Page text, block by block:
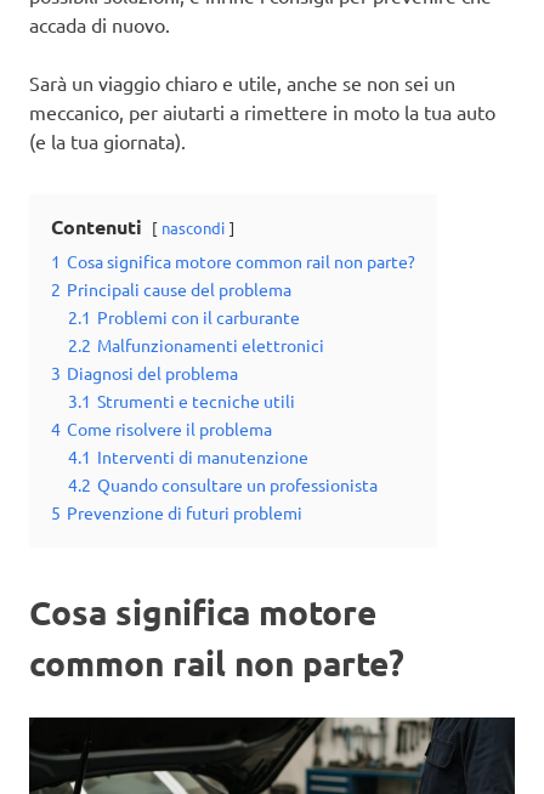
accada di nuovo.
Sarà un viaggio chiaro e utile, anche se non sei un
meccanico, per aiutarti a rimettere in moto la tua auto
(e la tua giornata).
Contenuti nascondi
1 Cosa significa motore common rail non parte?
2 Principali cause del problema
2.1 Problemi con il carburante
2.2 Malfunzionamenti elettronici
3 Diagnosi del problema
3.1 Strumenti e tecniche utili
4 Come risolvere il problema
4.1 Interventi di manutenzione
4.2 Quando consultare un professionista
5 Prevenzione di futuri problemi
Cosa significa motore
common rail non parte?